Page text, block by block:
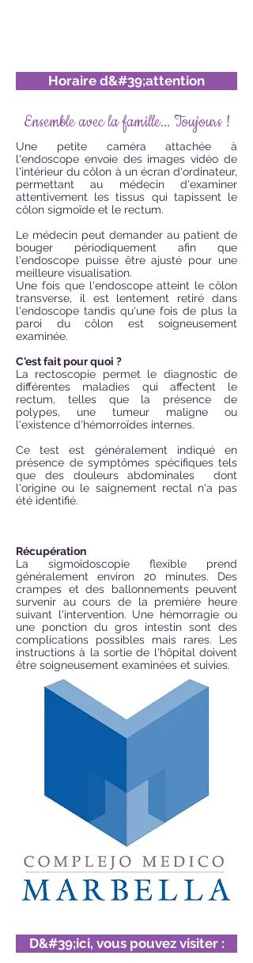
Horaire d&#39;attention
Ensemble avec la famille... Toujours !
Une petite caméra attachée à
l'endoscope envoie des images vidéo de
l'intérieur du côlon à un écran d'ordinateur,
permettant au médecin d'examiner
attentivement les tissus qui tapissent le
côlon sigmoïde et le rectum.
Le médecin peut demander au patient de
bouger périodiquement afin que
l'endoscope puisse être ajusté pour une
meilleure visualisation.
Une fois que l'endoscope atteint le côlon
transverse, il est lentement retiré dans
l'endoscope tandis qu'une fois de plus la
paroi du côlon est soigneusement
examinée.
C'est fait pour quoi ?
La rectoscopie permet le diagnostic de
différentes maladies qui affectent le
rectum, telles que la présence de
polypes, une tumeur maligne ou
l'existence d'hémorroïdes internes.
Ce test est généralement indiqué en
présence de symptômes spécifiques tels
que des douleurs abdominales
dont
l'origine ou le saignement rectal n'a pas
été identifié.
Récupération
La sigmoïdoscopie flexible prend
généralement environ 20 minutes. Des
crampes et des ballonnements peuvent
survenir au cours de la première heure
suivant l'intervention. Une hémorragie ou
une ponction du gros intestin sont des
complications possibles mais rares. Les
instructions à la sortie de l'hôpital doivent
être soigneusement examinées et suivies.
D&#39;ici, vous pouvez visiter :